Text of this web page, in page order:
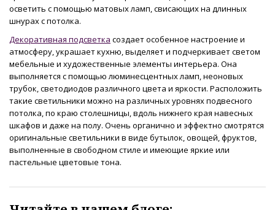
осветить с помощью матовых ламп, свисающих на длинных
шнурах с потолка.
Декоративная подсветка создает особенное настроение и
атмосферу, украшает кухню, выделяет и подчеркивает светом
мебельные и художественные элементы интерьера. Она
выполняется с помощью люминесцентных ламп, неоновых
трубок, светодиодов различного цвета и яркости. Расположить
такие светильники можно на различных уровнях подвесного
потолка, по краю столешницы, вдоль нижнего края навесных
шкафов и даже на полу. Очень органично и эффектно смотрятся
оригинальные светильники в виде бутылок, овощей, фруктов,
выполненные в свободном стиле и имеющие яркие или
пастельные цветовые тона.